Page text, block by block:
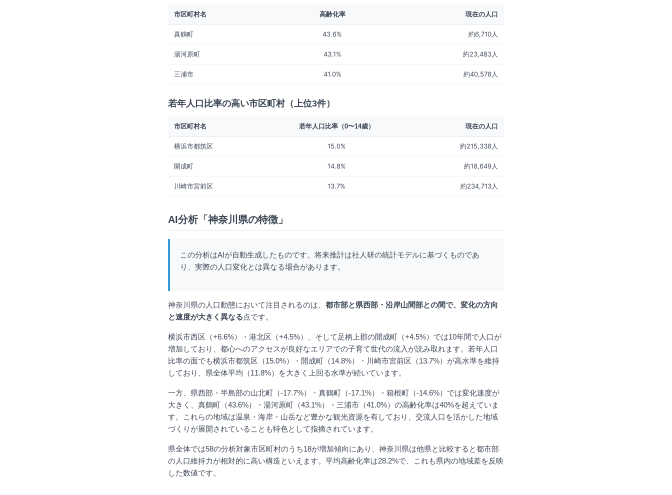
市区町村名 高齢化率 現在の人口
真鶴町 43.6% 約6,710人
湯河原町 43.1% 約23,483人
三浦市 41.0% 約40,578人
若年人口比率の高い市区町村（上位3件）
市区町村名 若年人口比率（0〜14歳） 現在の人口
横浜市都筑区 15.0% 約215,338人
開成町 14.8% 約18,649人
川崎市宮前区 13.7% 約234,713人
AI分析「神奈川県の特徴」
この分析はAIが自動生成したものです。将来推計は社人研の統計モデルに基づくものであ
り、実際の人口変化とは異なる場合があります。
神奈川県の人口動態において注目されるのは、 都市部と県西部・沿岸山間部との間で、変化の方向
と速度が大きく異なる点です。
横浜市西区（+6.6%）・港北区（+4.5%）、そして足柄上郡の開成町（+4.5%）では10年間で人口が
増加しており、都心へのアクセスが良好なエリアでの子育て世代の流入が読み取れます。若年人口
比率の面でも横浜市都筑区（15.0%）・開成町（14.8%）・川崎市宮前区（13.7%）が高水準を維持
しており、県全体平均（11.8%）を大きく上回る水準が続いています。
一方、県西部・半島部の山北町（-17.7%）・真鶴町（-17.1%）・箱根町（-14.6%）では変化速度が
大きく、真鶴町（43.6%）・湯河原町（43.1%）・三浦市（41.0%）の高齢化率は40%を超えていま
す。これらの地域は温泉・海岸・山岳など豊かな観光資源を有しており、交流人口を活かした地域
づくりが展開されていることも特色として指摘されています。
県全体では58の分析対象市区町村のうち18が増加傾向にあり、神奈川県は他県と比較すると都市部
の人口維持力が相対的に高い構造といえます。平均高齢化率は28.2%で、これも県内の地域差を反映
した数値です。